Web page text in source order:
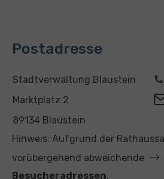
Postadresse
A
d
r
K
o
n
Stadtverwaltung Blaustein
Marktplatz 2
89134 Blaustein
Hinweis: Aufgrund der
vorübergehend abweichende
Besucheradressen.